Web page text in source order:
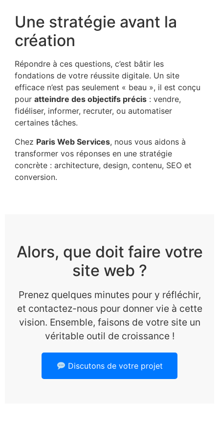
Une stratégie avant la
création
Répondre à ces questions, c’est bâtir les
fondations de votre réussite digitale. Un site
efficace n’est pas seulement « beau », il est conçu
pour atteindre des objectifs précis : vendre,
fidéliser, informer, recruter, ou automatiser
certaines tâches.
Chez Paris Web Services, nous vous aidons à
transformer vos réponses en une stratégie
concrète : architecture, design, contenu, SEO et
conversion.
Alors, que doit faire votre
site web ?
Prenez quelques minutes pour y réfléchir,
et contactez-nous pour donner vie à cette
vision. Ensemble, faisons de votre site un
véritable outil de croissance !
Discutons de votre projet